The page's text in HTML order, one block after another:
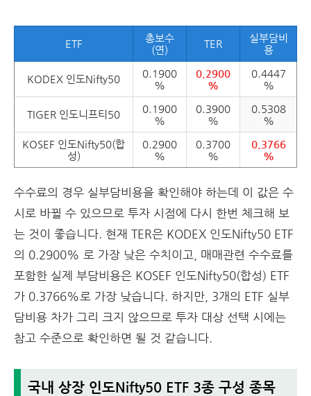
ETF
총보수
(연)
TER
실부담비
용
KODEX 인도Nifty50
0.1900
%
0.2900
%
0.4447
%
TIGER 인도니프티50
0.1900
%
0.3900
%
0.5308
%
KOSEF 인도Nifty50(합
성)
0.2900
%
0.3700
%
0.3766
%
수수료의 경우 실부담비용을 확인해야 하는데 이 값은 수
시로 바뀔 수 있으므로 투자 시점에 다시 한번 체크해 보
는 것이 좋습니다. 현재 TER은 KODEX 인도Nifty50 ETF
의 0.2900% 로 가장 낮은 수치이고, 매매관련 수수료를
포함한 실제 부담비용은 KOSEF 인도Nifty50(합성) ETF
가 0.3766%로 가장 낮습니다. 하지만, 3개의 ETF 실부
담비용 차가 그리 크지 않으므로 투자 대상 선택 시에는
참고 수준으로 확인하면 될 것 같습니다.
국내 상장 인도Nifty50 ETF 3종 구성 종목